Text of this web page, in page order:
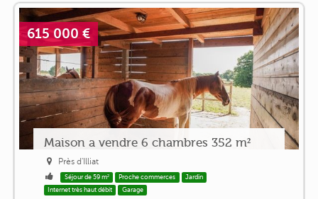
615 000 €
Maison a vendre 6 chambres 352 m²
Près d'Illiat
Séjour de 59 m² Proche commerces
Jardin
Internet très haut débit
Garage